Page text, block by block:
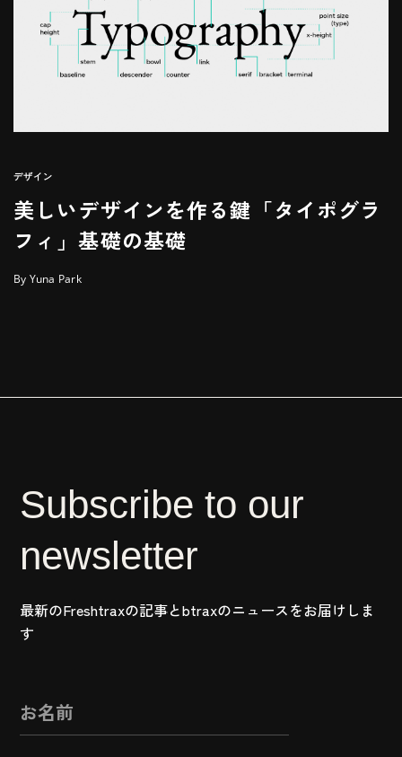
デザイン
美しいデザインを作る鍵「タイポグラ
フィ」基礎の基礎
By Yuna Park
Subscribe to our
newsletter
最新のFreshtraxの記事とbtraxのニュースをお届けしま
す